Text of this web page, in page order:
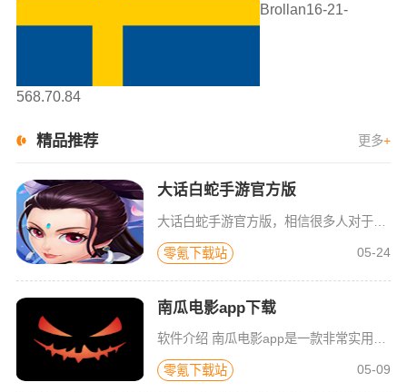
Brollan16-21-
568.70.84
精品推荐 更多+
大话白蛇手游官方版
大话白蛇手游官方版，相信很多人对于白蛇这个角色应该都不陌生吧？它可以说是我们很多国漫中的经典角色了，超有故事背景的一个人物，所以在这个游戏中它也有着超丰富的故事剧情供玩家探索。游戏采用了3d画面设计，
零氪下载站 05-24
南瓜电影app下载
零氪下载站 05-09